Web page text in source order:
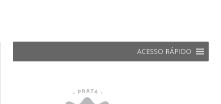
ACESSO RÁPIDO